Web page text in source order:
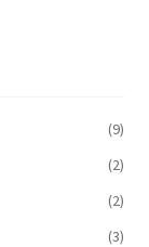
(9)
(2)
(2)
(3)